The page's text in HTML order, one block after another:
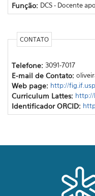
Função: DCS - Docente
CONTATO
Telefone: 3091-7017
E-mail de Contato:
Web page: http://
Curriculum Lattes: http://
Identificador ORCID: